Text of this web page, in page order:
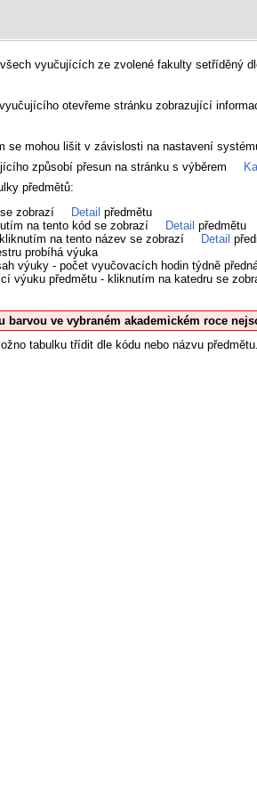
vyučujících ze zvolené fakulty setříděný
otevřeme stránku zobrazující
se mohou lišit v závislosti na nastavení
způsobí přesun na stránku s výběrem
předmětů:
zobrazí
Detail předmětu
na tento kód se zobrazí Detail předmětu
na tento název se zobrazí Detail
probíhá výuka
výuky - počet vyučovacích hodin týdně
výuku předmětu - kliknutím na katedru se
barvou ve vybraném akademickém roce
tabulku třídit dle kódu nebo názvu předmětu.